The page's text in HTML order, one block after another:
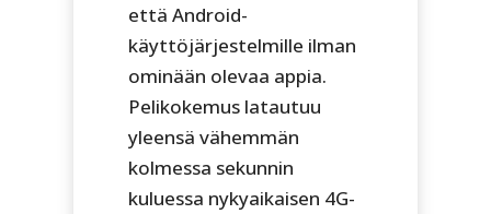
että Android-
käyttöjärjestelmille ilman
ominään olevaa appia.
Pelikokemus latautuu
yleensä vähemmän
kolmessa sekunnin
kuluessa nykyaikaisen 4G-